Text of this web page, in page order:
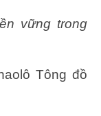
vững trong
Tông đồ